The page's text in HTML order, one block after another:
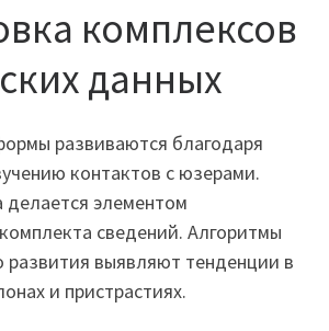
комплексов
данных
развиваются благодаря
контактов с юзерами.
элементом
сведений. Алгоритмы
развития выявляют тенденции в
и пристрастиях.